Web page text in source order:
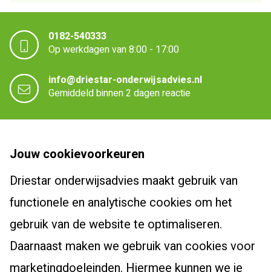
0182-540333
Op werkdagen van 8:00 - 17:00
info@driestar-onderwijsadvies.nl
Gemiddeld binnen 2 dagen reactie
Driestar onderwijsadvies
Over Driestar onderwijsadvies
Het beroepsprofiel van de leraar
Certificaten en accreditaties
Vacatures
Contact
Cursussen en trajecten
Breindidactiek
Post-hbo-opleidingen
Bewegingsonderwijs
Actueel
Jouw cookievoorkeuren
Driestar onderwijsadvies maakt gebruik van
functionele en analytische cookies om het
gebruik van de website te optimaliseren.
Daarnaast maken we gebruik van cookies voor
marketingdoeleinden. Hiermee kunnen we je